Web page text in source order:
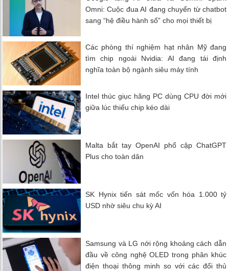
Omni: Cuộc đua AI đang chuyển từ chatbot
sang “hệ điều hành số” cho mọi thiết bị
Các phòng thí nghiệm hạt nhân Mỹ đang
tìm chip ngoài Nvidia: AI đang tái định
nghĩa toàn bộ ngành siêu máy tính
Intel thúc giục hãng PC dùng CPU đời mới
giữa lúc thiếu chip kéo dài
Malta bắt tay OpenAI phổ cập ChatGPT
Plus cho toàn dân
SK Hynix tiến sát mốc vốn hóa 1.000 tỷ
USD nhờ siêu chu kỳ AI
Samsung và LG nới rộng khoảng cách dẫn
đầu về công nghệ OLED trong phân khúc
điện thoại thông minh so với các đối thủ